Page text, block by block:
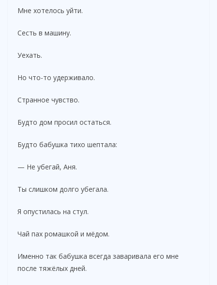
Мне хотелось уйти.
Сесть в машину.
Уехать.
Но что-то удерживало.
Странное чувство.
Будто дом просил остаться.
Будто бабушка тихо шептала:
— Не убегай, Аня.
Ты слишком долго убегала.
Я опустилась на стул.
Чай пах ромашкой и мёдом.
Именно так бабушка всегда заваривала его мне
после тяжёлых дней.